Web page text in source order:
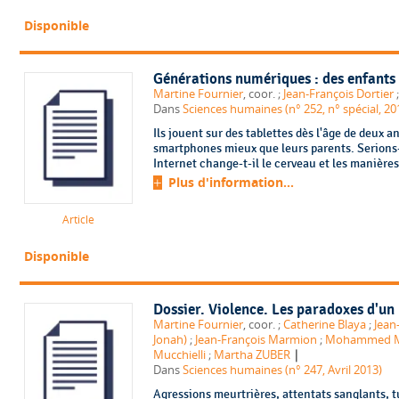
Disponible
Article
Générations numériques : des
Martine Fournier , coor. ; Jean-François Dortier
DansSciences humaines (n° 252, n° spécial,
Ils jouent sur des tablettes dès l'âge de deux
smartphones mieux que leurs parents.
Internet change-t-il le cerveau et les
Plus d'information...
Disponible
Dossier. Violence. Les paradoxes
Martine Fournier , coor. ;Catherine Blaya ;
Jonah) ; Jean-François Marmion ; Mohammed
Mucchielli ; Martha ZUBER |
DansSciences humaines (n° 247, Avril 2013)
Agressions meurtrières, attentats sanglants,